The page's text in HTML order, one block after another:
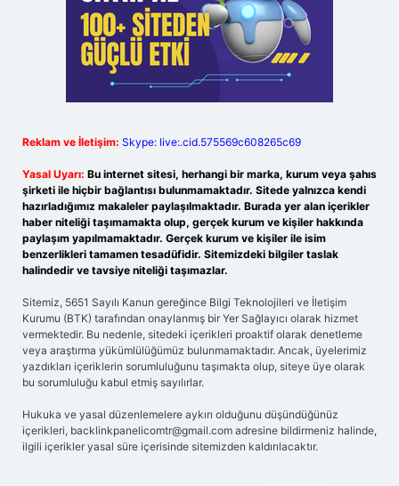
Reklam ve İletişim: Skype: live:.cid.575569c608265c69
Yasal Uyarı: Bu internet sitesi, herhangi bir marka, kurum veya şahıs
şirketi ile hiçbir bağlantısı bulunmamaktadır. Sitede yalnızca kendi
hazırladığımız makaleler paylaşılmaktadır. Burada yer alan içerikler
haber niteliği taşımamakta olup, gerçek kurum ve kişiler hakkında
paylaşım yapılmamaktadır. Gerçek kurum ve kişiler ile isim
benzerlikleri tamamen tesadüfidir. Sitemizdeki bilgiler taslak
halindedir ve tavsiye niteliği taşımazlar.
Sitemiz, 5651 Sayılı Kanun gereğince Bilgi Teknolojileri ve İletişim
Kurumu (BTK) tarafından onaylanmış bir Yer Sağlayıcı olarak hizmet
vermektedir. Bu nedenle, sitedeki içerikleri proaktif olarak denetleme
veya araştırma yükümlülüğümüz bulunmamaktadır. Ancak, üyelerimiz
yazdıkları içeriklerin sorumluluğunu taşımakta olup, siteye üye olarak
bu sorumluluğu kabul etmiş sayılırlar.
Hukuka ve yasal düzenlemelere aykırı olduğunu düşündüğünüz
içerikleri, backlinkpanelicomtr@gmail.com adresine bildirmeniz halinde,
ilgili içerikler yasal süre içerisinde sitemizden kaldırılacaktır.